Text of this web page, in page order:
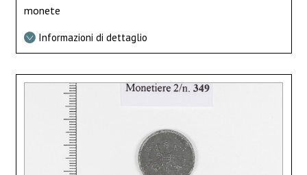
monete
Informazioni di dettaglio